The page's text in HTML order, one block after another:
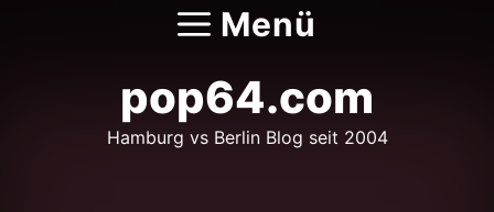
Menü
pop64.com
Hamburg vs Berlin Blog seit 2004